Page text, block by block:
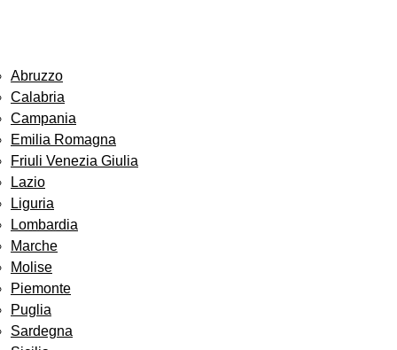
Abruzzo
Calabria
Campania
Emilia Romagna
Friuli Venezia Giulia
Lazio
Liguria
Lombardia
Marche
Molise
Piemonte
Puglia
Sardegna